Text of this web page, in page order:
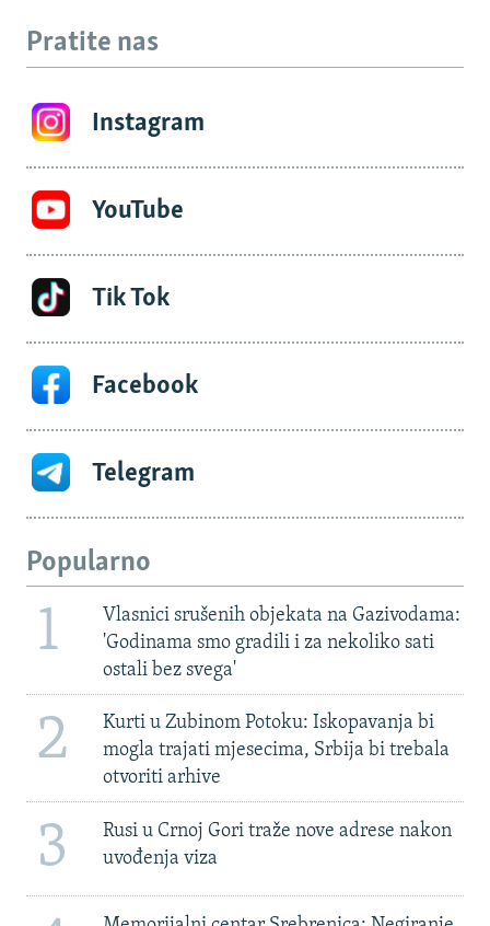
Pratite nas
Instagram
YouTube
Tik Tok
Facebook
Telegram
Popularno
1
Vlasnici srušenih objekata na Gazivodama:
'Godinama smo gradili i za nekoliko sati
ostali bez svega'
2
Kurti u Zubinom Potoku: Iskopavanja bi
mogla trajati mjesecima, Srbija bi trebala
otvoriti arhive
3
Rusi u Crnoj Gori traže nove adrese nakon
uvođenja viza